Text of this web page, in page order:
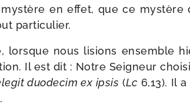
en effet, que ce mys­tère
particulier.
lorsque nous lisions ensemble
Il est dit : Notre Seigneur
duo­de­cim ex ipsis (Lc 6,13). Il